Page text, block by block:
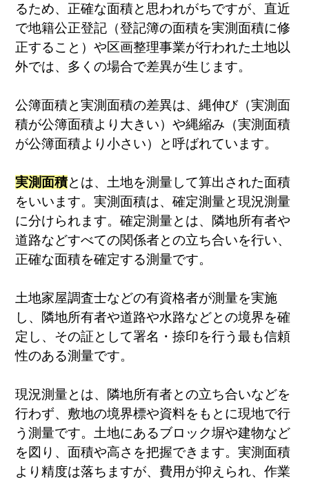
るため、正確な面積と思われがちですが、直近
で地籍公正登記（登記簿の面積を実測面積に修
正すること）や区画整理事業が行われた土地以
外では、多くの場合で差異が生じます。
公簿面積と実測面積の差異は、縄伸び（実測面
積が公簿面積より大きい）や縄縮み（実測面積
が公簿面積より小さい）と呼ばれています。
実測面積とは、土地を測量して算出された面積
をいいます。実測面積は、確定測量と現況測量
に分けられます。確定測量とは、隣地所有者や
道路などすべての関係者との立ち合いを行い、
正確な面積を確定する測量です。
土地家屋調査士などの有資格者が測量を実施
し、隣地所有者や道路や水路などとの境界を確
定し、その証として署名・捺印を行う最も信頼
性のある測量です。
現況測量とは、隣地所有者との立ち合いなどを
行わず、敷地の境界標や資料をもとに現地で行
う測量です。土地にあるブロック塀や建物など
を図り、面積や高さを把握できます。実測面積
より精度は落ちますが、費用が抑えられ、作業